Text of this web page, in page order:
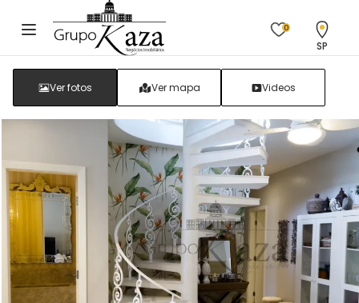
0
SP
Ver fotos Ver mapa Videos